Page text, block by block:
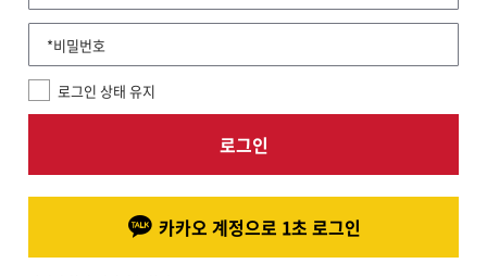
*비밀번호
로그인 상태 유지
로그인
카카오 계정으로 1초 로그인